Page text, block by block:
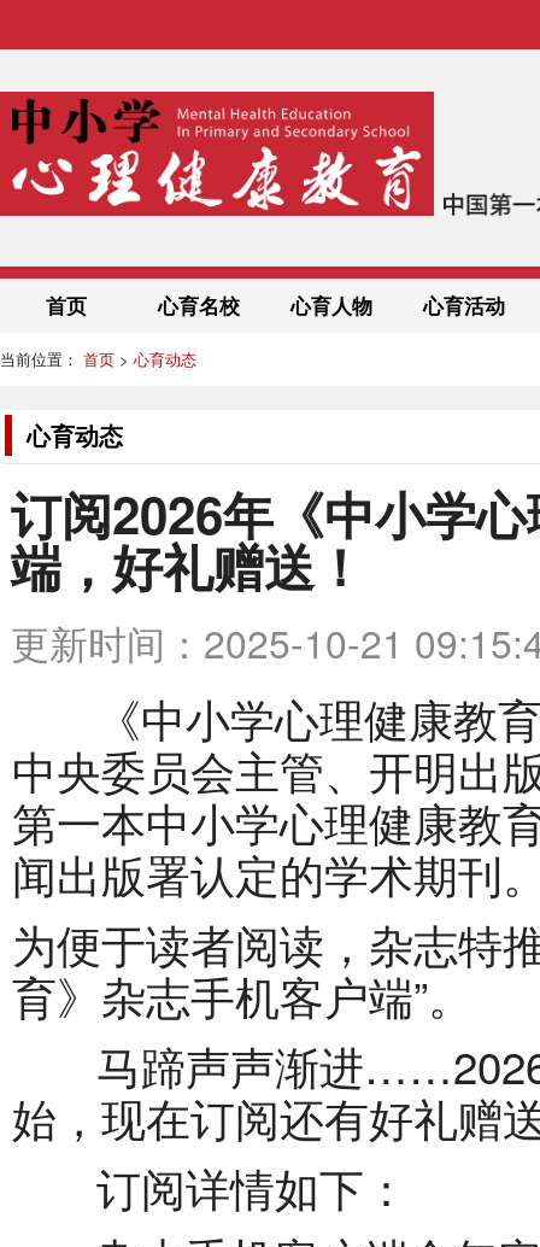
首页 心育名校 心育人物 心育活动
当前位置： 首页 > 心育动态
心育动态
订阅2026年《中小学
端，好礼赠送！
更新时间：2025-10-21
《中小学心理健康教育
中央委员会主管、开明出
第一本中小学心理健康教
闻出版署认定的学术期刊
为便于读者阅读，杂志特
育》杂志手机客户端”。
马蹄声声渐进……2026
始，现在订阅还有好礼赠
订阅详情如下：